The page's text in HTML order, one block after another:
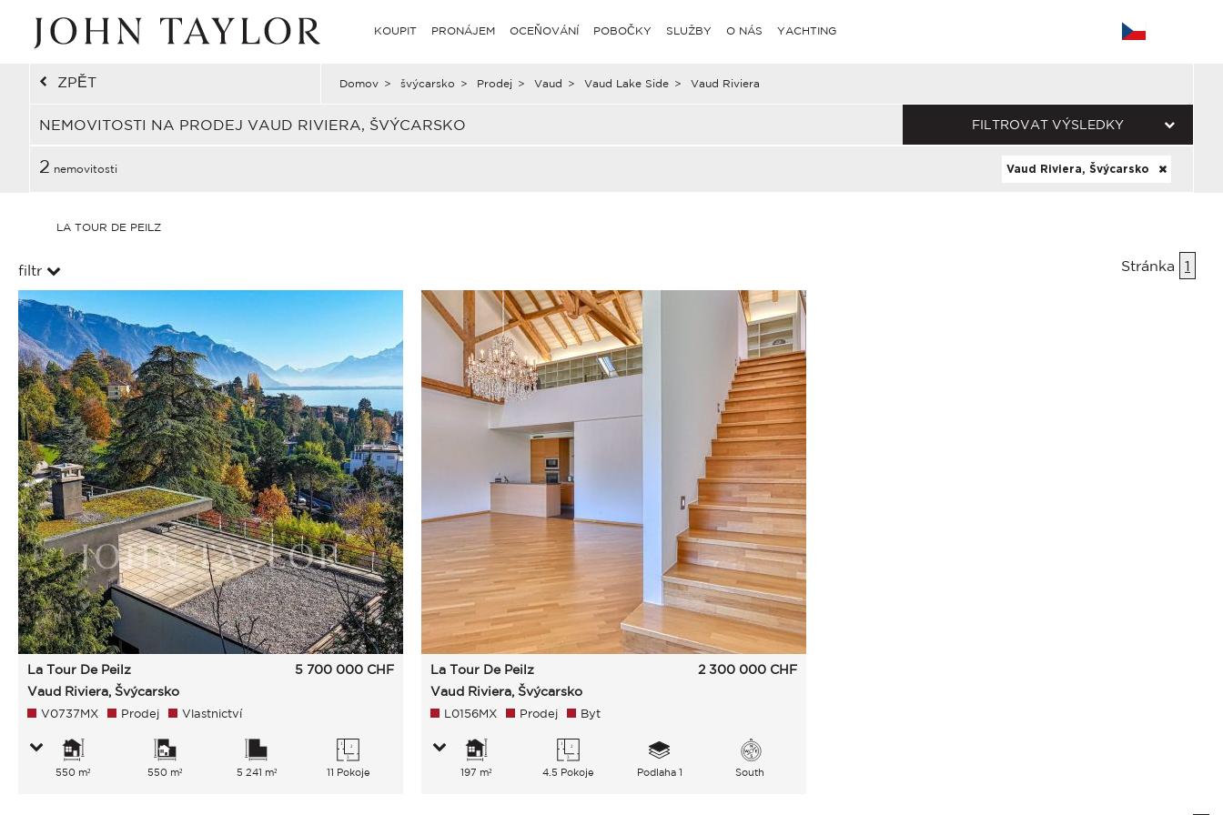
KOUPIT PRONÁJEM OCEŇOVÁNÍ POBOČKY SLUŽBY O NÁS YACHTING
ZPĚT Domov > švýcarsko > Prodej > Vaud > Vaud Lake Side > Vaud Riviera
NEMOVITOSTI NA PRODEJ VAUD RIVIERA, ŠVÝCARSKO FILTROVAT VÝSLEDKY
2 nemovitosti Vaud Riviera, Švýcarsko
LA TOUR DE PEILZ
filtr Stránka 1
La Tour De Peilz
Vaud Riviera, Švýcarsko
5 700 000 CHF
V0737MX Prodej Vlastnictví
550 m² 550 m² 5 241 m² 11 Pokoje
La Tour De Peilz
Vaud Riviera, Švýcarsko
2 300 000 CHF
L0156MX Prodej Byt
197 m² 4.5 Pokoje Podlaha 1 South